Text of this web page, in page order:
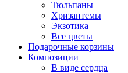
Тюльпаны
Хризантемы
Экзотика
Все цветы
Подарочные корзины
Композиции
В виде сердца